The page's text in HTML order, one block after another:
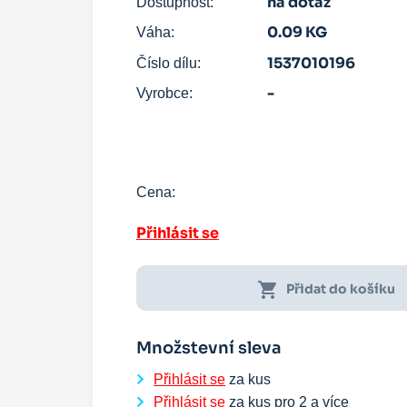
Váha: 0.09 KG
Číslo dílu: 1537010196
Vyrobce: -
Cena:
Přihlásit se
shopping_cart Přidat do košíku
Množstevní sleva
Přihlásit se za kus
Přihlásit se za kus pro 2 a více